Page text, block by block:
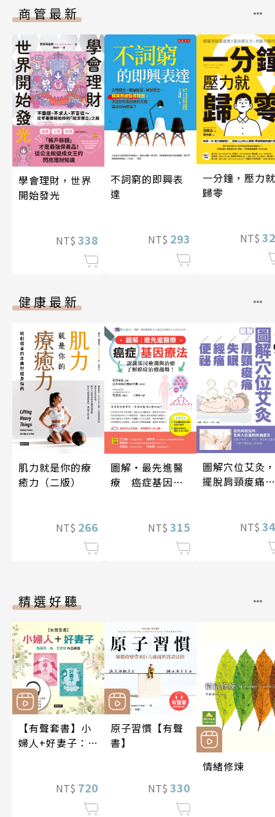
商管最新
學會理財，世界
開始發光
NT$ 338
不詞窮的即興表
達
NT$ 293
一分鐘，壓力就
歸零
NT$
健康最新
肌力就是你的療
癒力（二版）
NT$ 266
圖解‧最先進醫
療 癌症基因療
NT$ 315
圖解穴位艾灸，
擺脫肩頸痠痛、
NT$
精選好聽
【有聲套書】小
婦人+好妻子：路
NT$ 720
原子習慣【有聲
書】
NT$ 330
情緒修煉